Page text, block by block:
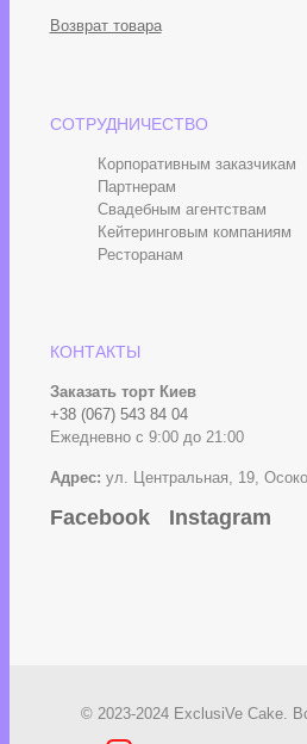
Возврат товара
СОТРУДНИЧЕСТВО
Корпоративным заказчикам
Партнерам
Свадебным агентствам
Кейтеринговым компаниям
Ресторанам
КОНТАКТЫ
Заказать торт Киев
+38 (067) 543 84 04
Ежедневно с 9:00 до 21:00
Адрес: ул. Центральная, 19,
Facebook Instagram
© 2023-2024 ExclusiVe Cake.